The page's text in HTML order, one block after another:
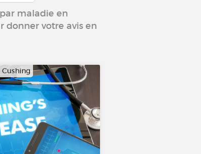
maladie en
donner votre avis en